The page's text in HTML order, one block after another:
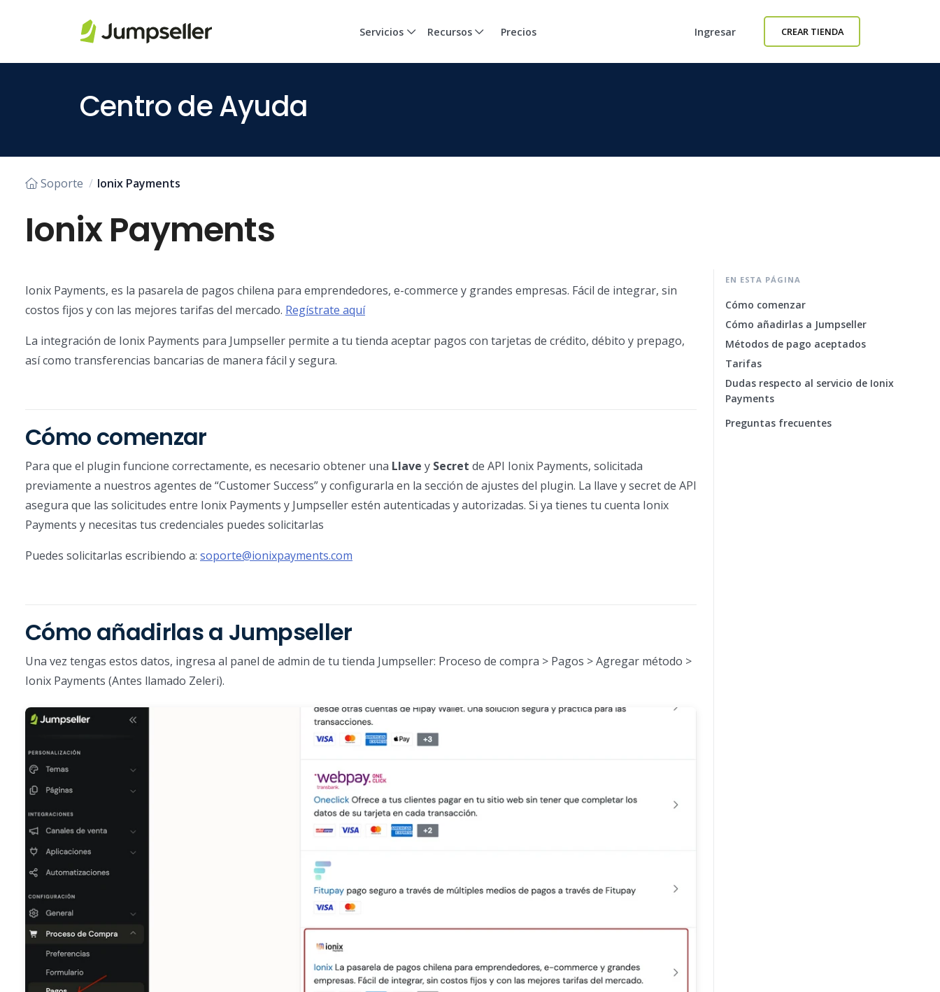
Saltar al contenido principal
Servicios Recursos Precios Ingresar CREAR TIENDA
Centro de Ayuda
Soporte Ionix Payments
Ionix Payments
Ionix Payments, es la pasarela de pagos chilena para emprendedores, e-commerce y grandes empresas. Fácil de integrar, sin
costos fijos y con las mejores tarifas del mercado. Regístrate aquí
La integración de Ionix Payments para Jumpseller permite a tu tienda aceptar pagos con tarjetas de crédito, débito y prepago,
así como transferencias bancarias de manera fácil y segura.
Cómo comenzar
Para que el plugin funcione correctamente, es necesario obtener una Llave y Secret de API Ionix Payments, solicitada
previamente a nuestros agentes de “Customer Success” y configurarla en la sección de ajustes del plugin. La llave y secret de API
asegura que las solicitudes entre Ionix Payments y Jumpseller estén autenticadas y autorizadas. Si ya tienes tu cuenta Ionix
Payments y necesitas tus credenciales puedes solicitarlas
Puedes solicitarlas escribiendo a: soporte@ionixpayments.com
Cómo añadirlas a Jumpseller
Una vez tengas estos datos, ingresa al panel de admin de tu tienda Jumpseller: Proceso de compra > Pagos > Agregar método >
Ionix Payments (Antes llamado Zeleri).
EN ESTA PÁGINA
Cómo comenzar
Cómo añadirlas a Jumpseller
Métodos de pago aceptados
Tarifas
Dudas respecto al servicio de Ionix
Payments
Preguntas frecuentes